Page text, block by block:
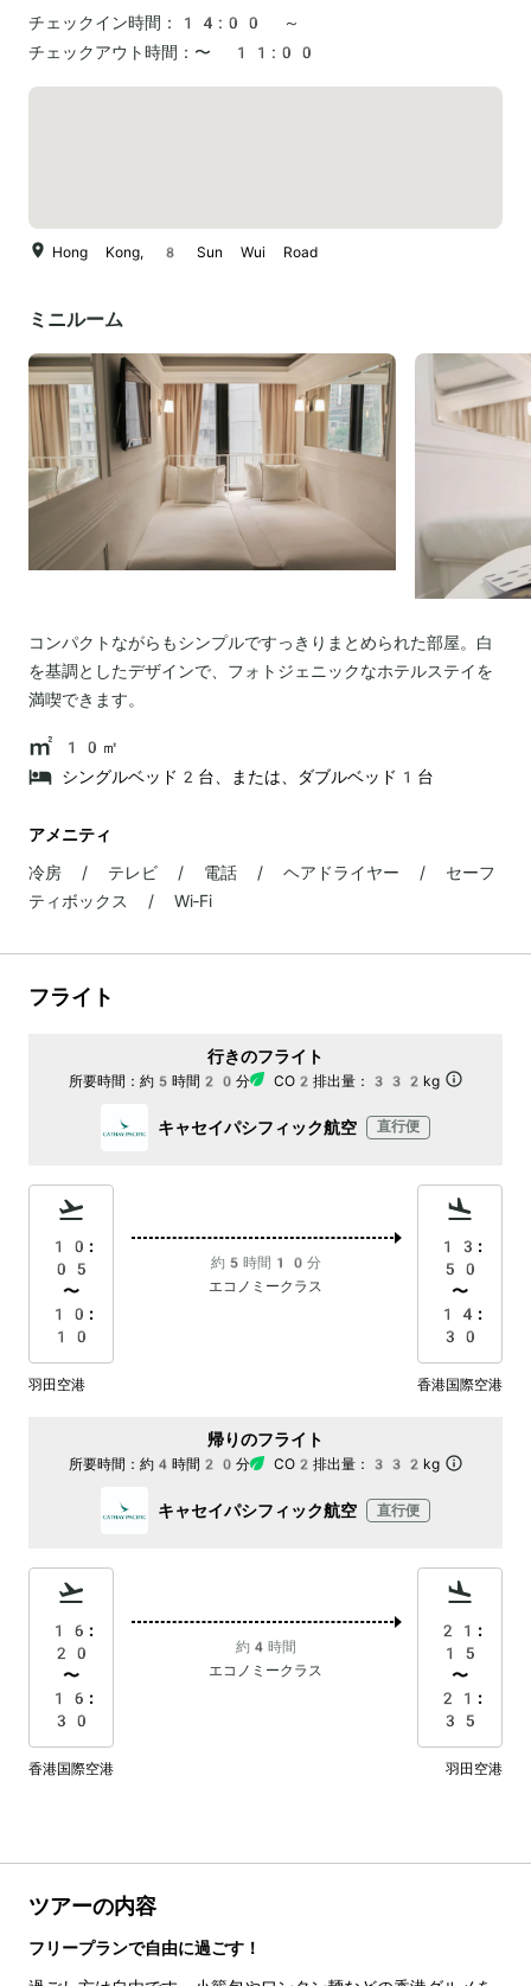
チェックイン時間：
14:00 ～
チェックアウト時間： 〜 11:00
Hong Kong, 8 Sun Wui Road
ミニルーム
コンパクトながらもシンプルですっきりまとめられた部屋。白
を基調としたデザインで、フォトジェニックなホテルステイを
満喫できます。
10㎡
シングルベッド2台、または、ダブルベッド1台
アメニティ
冷房 / テレビ / 電話 / ヘアドライヤー / セーフ
ティボックス / Wi‐Fi
フライト
行きのフライト
所要時間： 約5時間20分 CO2排出量： 332kg
キャセイパシフィック航空 直行便
10:
05
〜
10:
10
約5時間10分
エコノミークラス
13:
50
〜
14:
30
羽田空港 香港国際空港
帰りのフライト
所要時間： 約4時間20分 CO2排出量： 332kg
キャセイパシフィック航空 直行便
16:
20
〜
16:
30
約4時間
エコノミークラス
21:
15
〜
21:
35
香港国際空港 羽田空港
ツアーの内容
フリープランで自由に過ごす！